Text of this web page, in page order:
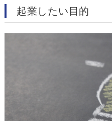
起業したい目的